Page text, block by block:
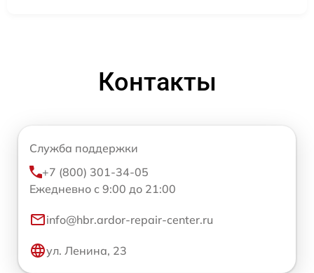
Контакты
Служба поддержки
+7 (800) 301-34-05
Ежедневно с 9:00 до 21:00
info@hbr.ardor-repair-center.ru
ул. Ленина, 23